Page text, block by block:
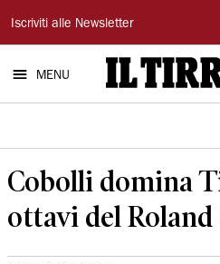
Il
Tirreno
Iscriviti alle Newsletter
MENU
Cobolli domina
ottavi del Roland